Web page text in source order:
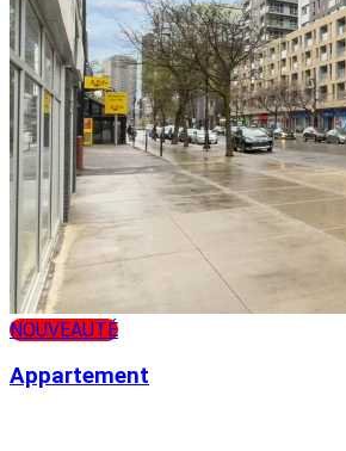
NOUVEAUTÉ
Appartement